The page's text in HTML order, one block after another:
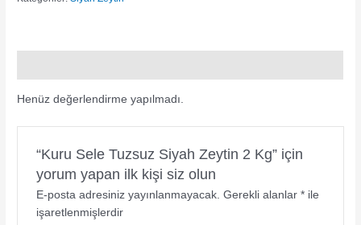
Henüz değerlendirme yapılmadı.
“Kuru Sele Tuzsuz Siyah Zeytin 2 Kg” için
yorum yapan ilk kişi siz olun
E-posta adresiniz yayınlanmayacak. Gerekli alanlar *ile
işaretlenmişlerdir